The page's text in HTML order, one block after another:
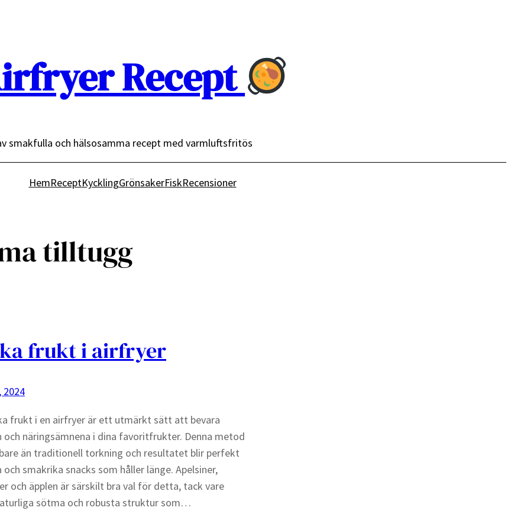
Recept
smakfulla och hälsosamma recept med varmluftsfritös
HemReceptKycklingGrönsakerFiskRecensioner
tilltugg
frukt i airfryer
2024
frukt i en airfryer är ett utmärkt sätt att bevara
och näringsämnena i dina favoritfrukter. Denna metod
än traditionell torkning och resultatet blir perfekt
och smakrika snacks som håller länge. Apelsiner,
och äpplen är särskilt bra val för detta, tack vare
sötma och robusta struktur som…